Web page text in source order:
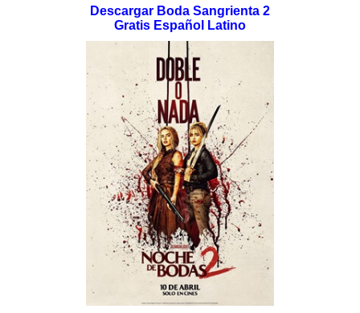
Descargar Boda Sangrienta 2
Gratis Español Latino